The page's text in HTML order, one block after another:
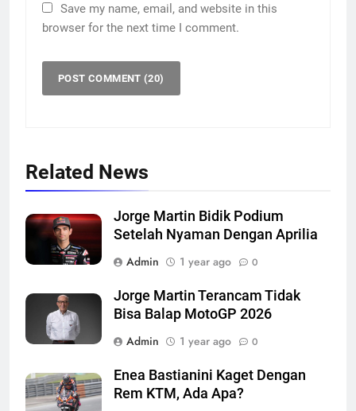
Save my name, email, and website in this
browser for the next time I comment.
Related News
Jorge Martin Bidik Podium
Setelah Nyaman Dengan Aprilia
Admin
1 year ago 0
Jorge Martin Terancam Tidak
Bisa Balap MotoGP 2026
Admin
1 year ago 0
Enea Bastianini Kaget Dengan
Rem KTM, Ada Apa?